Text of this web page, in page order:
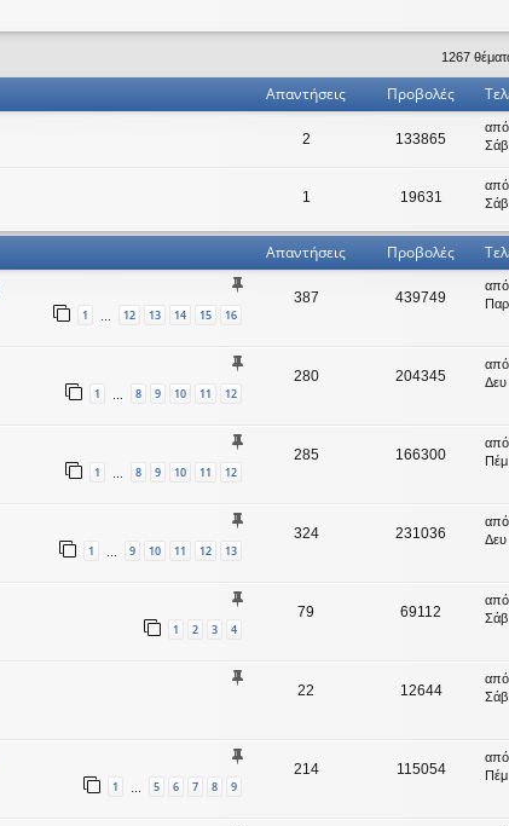
1267
Απαντήσεις Προβολές
2 133865
από
1 19631
από
Σάβ
Απαντήσεις Προβολές
1 … 12 13 14 15 16
387 439749
από
1 … 8 9 10 11 12
280 204345
από
1 … 8 9 10 11 12
285 166300
από
1 … 9 10 11 12 13
324 231036
από
1 2 3 4
79 69112
από
22 12644
από
1 … 5 6 7 8 9
214 115054
από